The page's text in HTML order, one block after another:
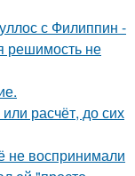
с Филиппин -
решимость не
расчёт, до сих
не воспринимали